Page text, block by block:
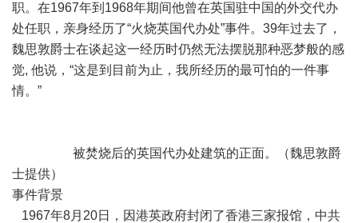
职。在1967年到1968年期间他曾在英国驻中国的外交代办
处任职，亲身经历了“火烧英国代办处”事件。39年过去了，
魏思敦爵士在谈起这一经历时仍然无法摆脱那种恶梦般的感
觉, 他说，“这是到目前为止，我所经历的最可怕的一件事
情。”
被焚烧后的英国代办处建筑的正面。（魏思敦爵
士提供）
事件背景
1967年8月20日，因港英政府封闭了香港三家报馆，中共